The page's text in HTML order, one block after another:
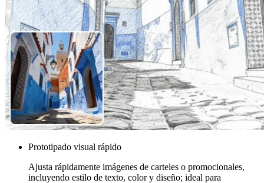
Prototipado visual rápido
Ajusta rápidamente imágenes de carteles o promocionales,
incluyendo estilo de texto, color y diseño; ideal para